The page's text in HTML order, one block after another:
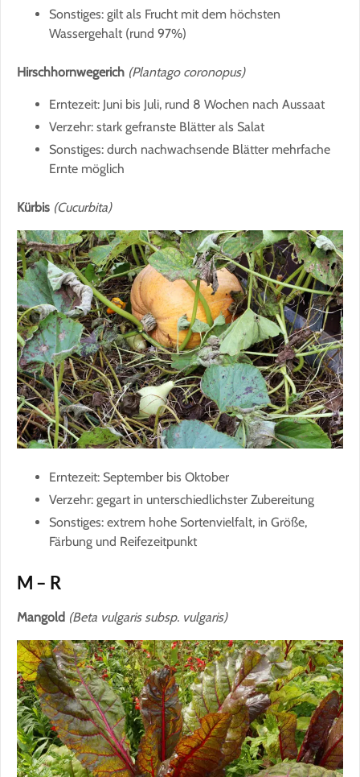
Sonstiges: gilt als Frucht mit dem höchsten
Wassergehalt (rund 97%)
Hirschhornwegerich (Plantago coronopus)
Erntezeit: Juni bis Juli, rund 8 Wochen nach Aussaat
Verzehr: stark gefranste Blätter als Salat
Sonstiges: durch nachwachsende Blätter mehrfache
Ernte möglich
Kürbis (Cucurbita)
Erntezeit: September bis Oktober
Verzehr: gegart in unterschiedlichster Zubereitung
Sonstiges: extrem hohe Sortenvielfalt, in Größe,
Färbung und Reifezeitpunkt
M – R
Mangold (Beta vulgaris subsp. vulgaris)